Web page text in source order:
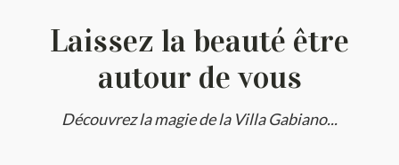
Laissez la beauté être
autour de vous
Découvrez la magie de la Villa Gabiano...